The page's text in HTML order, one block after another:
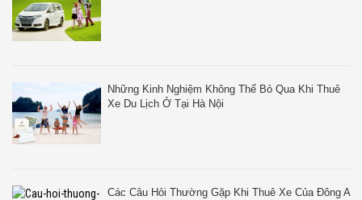
Những Kinh Nghiệm Không Thể Bỏ Qua Khi Thuê
Xe Du Lịch Ở Tại Hà Nội
Các Câu Hỏi Thường Gặp Khi Thuê Xe Của Đông A